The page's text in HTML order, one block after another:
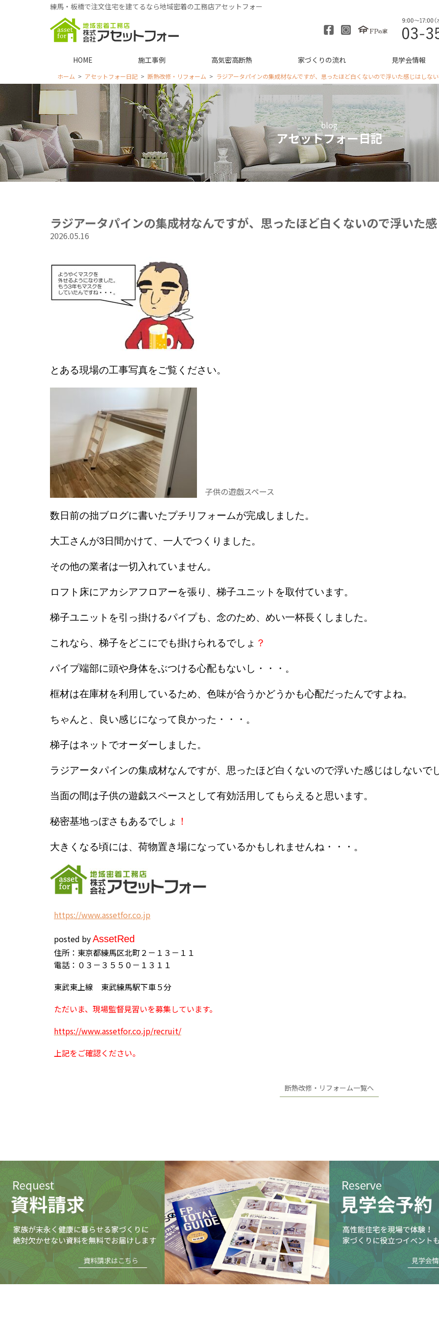
練馬・板橋で注文住宅を建てるなら地域密着の工務店アセットフォー
HOME 施工事例 高気密高断熱 家づくりの流れ 見学会情報
ホーム アセットフォー日記 断熱改修・リフォーム ラジアータパインの集成材なんですが、思ったほど白くないので浮いた感じはしな
blog
アセットフォー日記
ラジアータパインの集成材なんですが、思ったほど白くないので浮いた
2026.05.16
とある現場の工事写真をご覧ください。
子供の遊戯スペース
数日前の拙ブログに書いたプチリフォームが完成しました。
大工さんが3日間かけて、一人でつくりました。
その他の業者は一切入れていません。
ロフト床にアカシアフロアーを張り、梯子ユニットを取付ています。
梯子ユニットを引っ掛けるパイプも、念のため、めい一杯長くしました。
これなら、梯子をどこにでも掛けられるでしょ ？
パイプ端部に頭や身体をぶつける心配もないし・・・。
框材は在庫材を利用しているため、色味が合うかどうかも心配だったんですよね。
ちゃんと、良い感じになって良かった・・・。
梯子はネットでオーダーしました。
ラジアータパインの集成材なんですが、思ったほど白くないので浮いた感じはしないで
当面の間は子供の遊戯スペースとして有効活用してもらえると思います。
秘密基地っぽさもあるでしょ ！
大きくなる頃には、荷物置き場になっているかもしれませんね・・・。
https://www.assetfor.co.jp
posted byAssetRed
住所：東京都練馬区北町２－１３－１１
電話：０３－３５５０－１３１１
東武東上線 東武練馬駅下車５分
ただいま、現場監督見習いを募集しています。
https://www.assetfor.co.jp/recruit/
上記をご確認ください。
断熱改修・リフォーム一覧へ